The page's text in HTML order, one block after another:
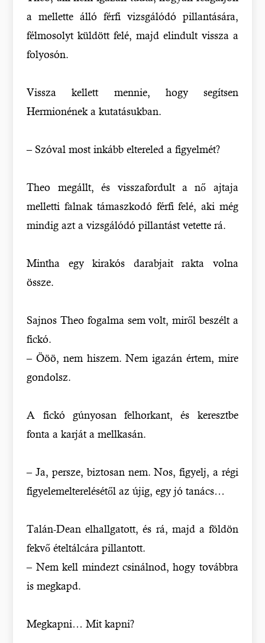
a mellette álló férfi vizsgálódó pillantására,
félmosolyt küldött felé, majd elindult vissza a
folyosón.
Vissza kellett mennie, hogy segítsen
Hermionének a kutatásukban.
– Szóval most inkább eltereled a figyelmét?
Theo megállt, és visszafordult a nő ajtaja
melletti falnak támaszkodó férfi felé, aki még
mindig azt a vizsgálódó pillantást vetette rá.
Mintha egy kirakós darabjait rakta volna
össze.
Sajnos Theo fogalma sem volt, miről beszélt a
fickó.
– Ööö, nem hiszem. Nem igazán értem, mire
gondolsz.
A fickó gúnyosan felhorkant, és keresztbe
fonta a karját a mellkasán.
– Ja, persze, biztosan nem. Nos, figyelj, a régi
figyelemelterelésétől az újig, egy jó tanács…
Talán-Dean elhallgatott, és rá, majd a földön
fekvő ételtálcára pillantott.
– Nem kell mindezt csinálnod, hogy továbbra
is megkapd.
Megkapni… Mit kapni?